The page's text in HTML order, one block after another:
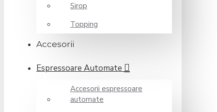
Sirop
Topping
Accesorii
Espressoare Automate
Accesorii espressoare
automate